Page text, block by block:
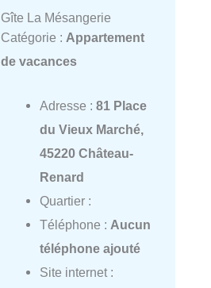
Gîte La Mésangerie
Catégorie : Appartement
de vacances
Adresse : 81 Place
du Vieux Marché,
45220 Château-
Renard
Quartier :
Téléphone : Aucun
téléphone ajouté
Site internet :